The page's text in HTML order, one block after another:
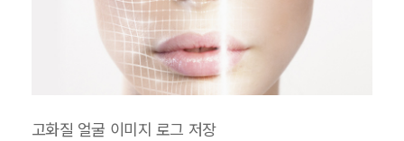
고화질 얼굴 이미지 로그 저장